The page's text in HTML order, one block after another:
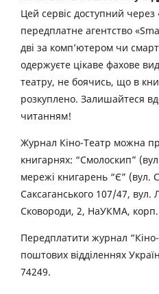
Цей сервіс доступний
передплатне агентство
дві за комп’ютером чи
одержуєте цікаве фахове
театру, не боячись, що в
розкуплено. Залишайтеся
читанням!
Журнал Кіно-Театр можна
книгарнях: “Смолоскип”
мережі книгарень “Є” (вул.
Саксаганського 107/47, вул.
Сковороди, 2, НаУКМА,
Передплатити журнал
поштових відділеннях
74249.